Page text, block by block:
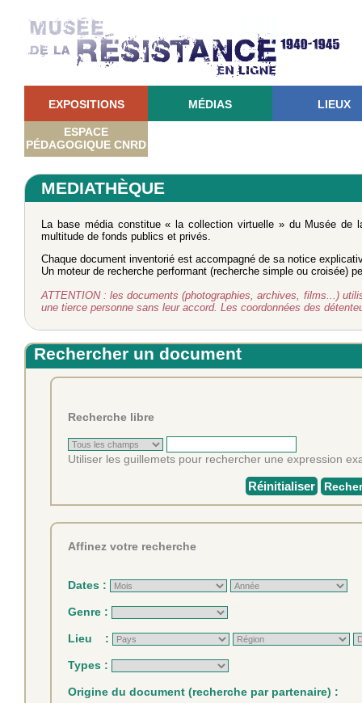
EXPOSITIONS MÉDIAS LIEUX
ESPACE
PÉDAGOGIQUE CNRD
MEDIATHÈQUE
La base média constitue « la collection virtuelle » du Musée
multitude de fonds publics et privés.
Chaque document inventorié est accompagné de sa notice
Un moteur de recherche performant (recherche simple ou croisée)
ATTENTION : les documents (photographies, archives, films...)
une tierce personne sans leur accord. Les coordonnées des
Rechercher un document
Recherche libre
Utiliser les guillemets pour rechercher une expression
Réinitialiser
Affinez votre recherche
Dates :
Genre :
Lieu :
Types :
Origine du document (recherche par partenaire) :